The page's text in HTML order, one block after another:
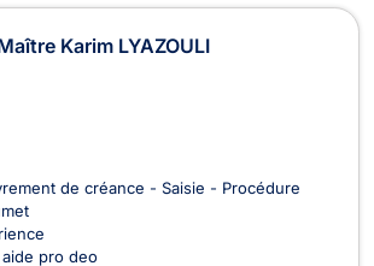
Karim LYAZOULI
de créance - Saisie - Procédure
aide pro deo